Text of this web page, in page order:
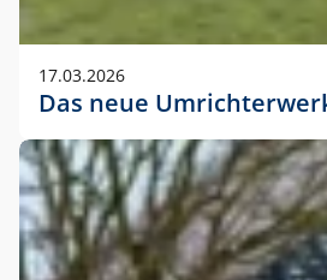
17.03.2026
Das neue